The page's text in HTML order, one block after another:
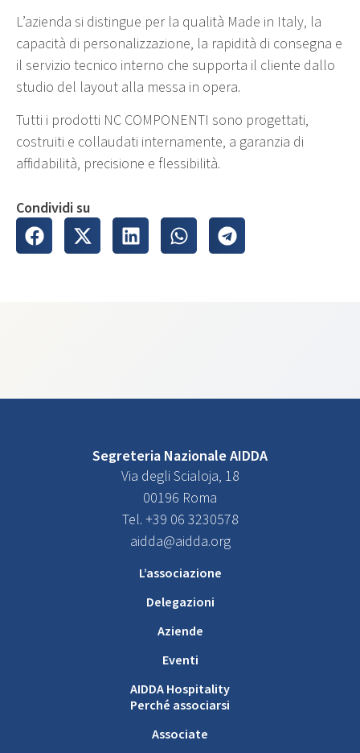
L’azienda si distingue per la qualità Made in Italy, la
capacità di personalizzazione, la rapidità di consegna e
il servizio tecnico interno che supporta il cliente dallo
studio del layout alla messa in opera.
Tutti i prodotti NC COMPONENTI sono progettati,
costruiti e collaudati internamente, a garanzia di
affidabilità, precisione e flessibilità.
Condividi su
Segreteria Nazionale AIDDA
Via degli Scialoja, 18
00196 Roma
Tel. +39 06 3230578
aidda@aidda.org
L’associazione
Delegazioni
Aziende
Eventi
AIDDA Hospitality
Perché associarsi
Associate